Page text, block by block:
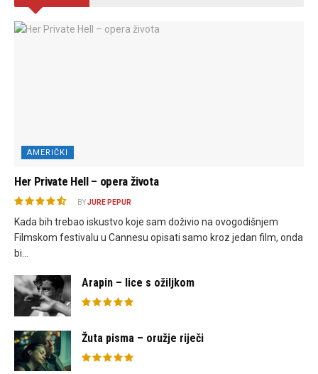
AMERIČKI
Her Private Hell – opera života
BYJURE PEPUR
Kada bih trebao iskustvo koje sam doživio na ovogodišnjem
Filmskom festivalu u Cannesu opisati samo kroz jedan film, onda
bi...
Arapin – lice s ožiljkom
Žuta pisma – oružje riječi